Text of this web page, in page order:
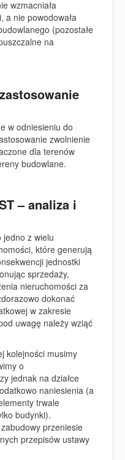
wzmacniała
a nie powodowała
(pozostałe
na
w odniesieniu do
zwolnienie
dla terenów
budowlane.
– analiza i
jedno z wielu
które generują
jednostki
sprzedaży,
nieruchomości za
dokonać
w zakresie
uwagę należy wziąć
kolejności musimy
o
jednak na działce
naniesienia (a
trwale
budynki).
przeniesie
przepisów ustawy